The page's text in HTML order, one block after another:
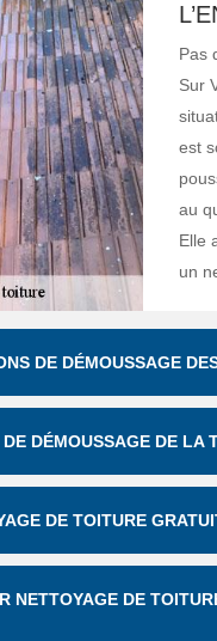
Pas
Sur
est
au
Elle
un
DE DÉMOUSSAGE
DE DÉMOUSSAGE DE
DE TOITURE
NETTOYAGE DE